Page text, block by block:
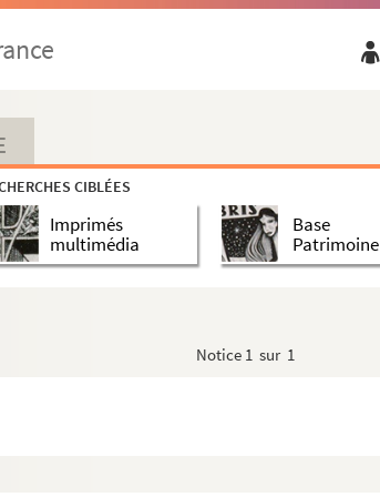
CIBLÉES
Imprimés
multimédia
Base
Patrimoine
Notice 1 sur 1